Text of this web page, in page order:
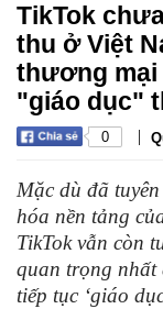
TikTok
thu ở Việt
thương mại
"giáo dục"
0 |
Mặc dù đã
hóa nền tảng
TikTok vẫn còn
quan trọng nhất
tiếp tục ‘giáo